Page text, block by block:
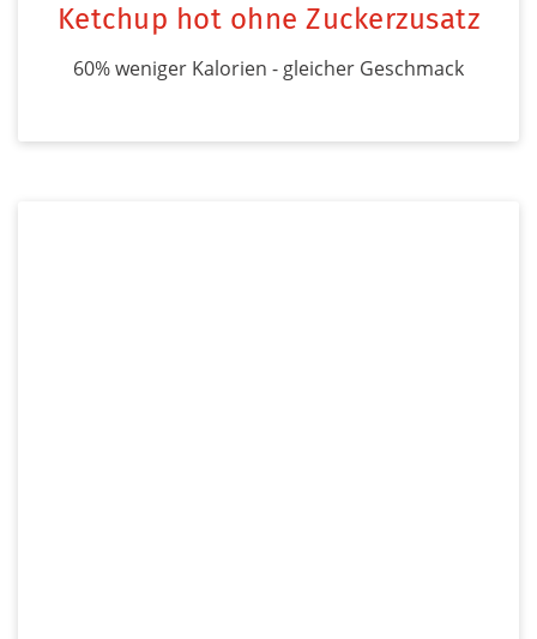
Ketchup hot ohne Zuckerzusatz
60% weniger Kalorien - gleicher Geschmack